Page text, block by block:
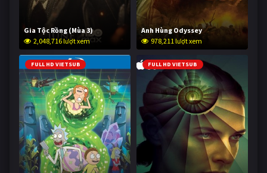
Gia Tộc Rồng (Mùa 3)
2,048,716 lượt xem
Anh Hùng Odyssey
978,211 lượt xem
FULL HD VIETSUB FULL HD VIETSUB